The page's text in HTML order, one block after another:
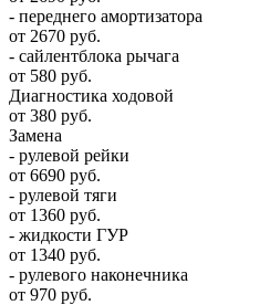
- переднего амортизатора
от 2670 руб.
- сайлентблока рычага
от 580 руб.
Диагностика ходовой
от 380 руб.
Замена
- рулевой рейки
от 6690 руб.
- рулевой тяги
от 1360 руб.
- жидкости ГУР
от 1340 руб.
- рулевого наконечника
от 970 руб.